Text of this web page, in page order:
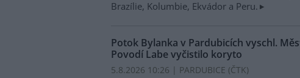
Brazílie, Kolumbie, Ekvádor a Peru.
Potok Bylanka v Pardubicích vyschl.
Povodí Labe vyčistilo koryto
5.8.2026 10:26 | PARDUBICE (ČTK)